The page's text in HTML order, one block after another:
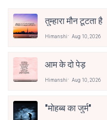
तुम्हारा मौन टूटता है
Himanshi Aug 10, 2026
आम के दो पेड़
Himanshi Aug 10, 2026
"मोहब्ब का जुर्म"